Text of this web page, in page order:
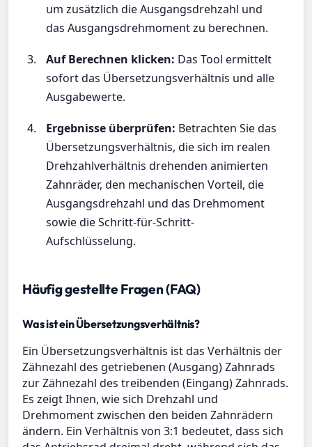
um zusätzlich die Ausgangsdrehzahl und
das Ausgangsdrehmoment zu berechnen.
Auf Berechnen klicken: Das Tool ermittelt
sofort das Übersetzungsverhältnis und alle
Ausgabewerte.
Ergebnisse überprüfen: Betrachten Sie das
Übersetzungsverhältnis, die sich im realen
Drehzahlverhältnis drehenden animierten
Zahnräder, den mechanischen Vorteil, die
Ausgangsdrehzahl und das Drehmoment
sowie die Schritt-für-Schritt-
Aufschlüsselung.
Häufig gestellte Fragen (FAQ)
Was ist ein Übersetzungsverhältnis?
Ein Übersetzungsverhältnis ist das Verhältnis der
Zähnezahl des getriebenen (Ausgang) Zahnrads
zur Zähnezahl des treibenden (Eingang) Zahnrads.
Es zeigt Ihnen, wie sich Drehzahl und
Drehmoment zwischen den beiden Zahnrädern
ändern. Ein Verhältnis von 3:1 bedeutet, dass sich